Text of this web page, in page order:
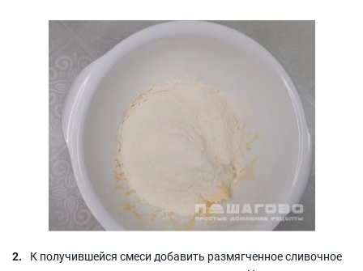
К получившейся смеси добавить размягченное сливочное